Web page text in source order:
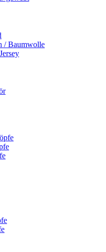
/ Baumwolle